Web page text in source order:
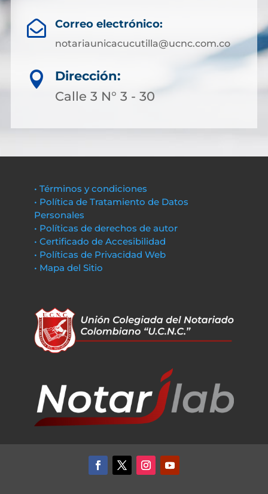
 Correo electrónico:
notariaunicacucutilla@ucnc.com.co

Dirección:
Calle 3 N° 3 - 30
• Términos y condiciones
• Política de Tratamiento de Datos
Personales
• Políticas de derechos de autor
• Certificado de Accesibilidad
• Políticas de Privacidad Web
• Mapa del Sitio